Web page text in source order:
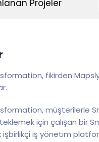
Projeler
fikirden
müşterilerle
için çalışan bir
işbirlikçi iş yönetim